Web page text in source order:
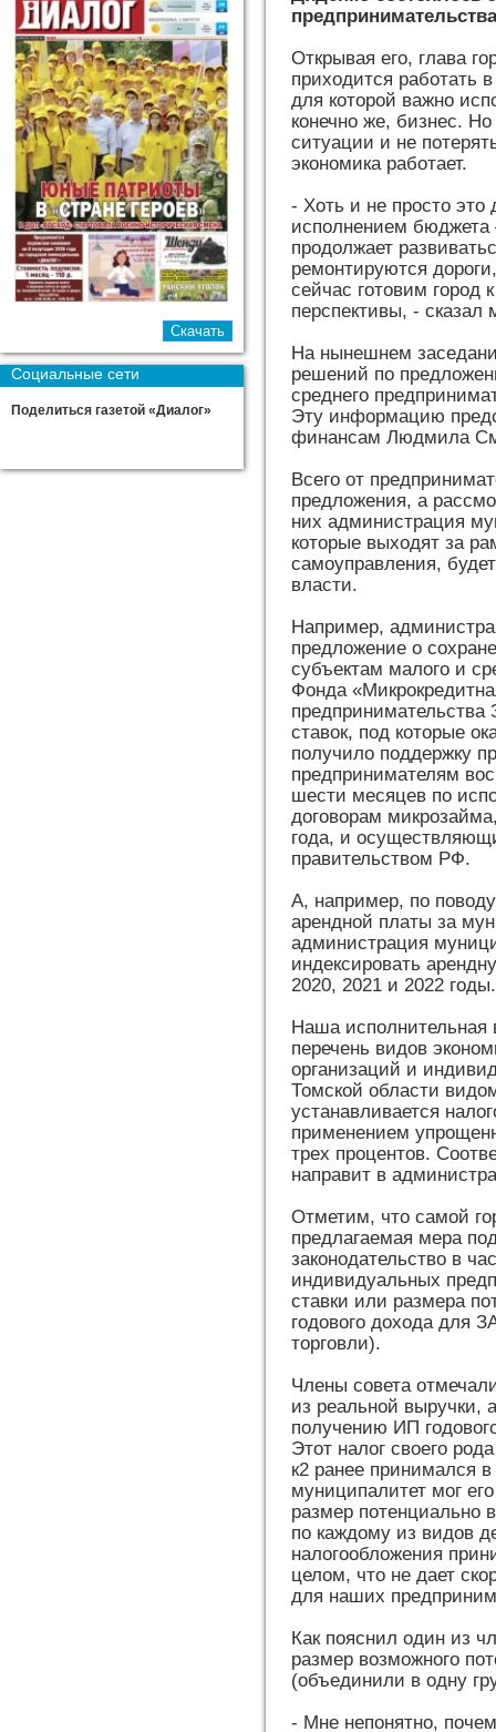
Социальные сети
Поделиться газетой «Диалог»
Открывая его, глава
приходится работать
для которой важно
конечно же, бизнес.
ситуации и не
экономика работает.
- Хоть и не просто это
исполнением бюджета
продолжает
ремонтируются
сейчас готовим
перспективы, - сказал
На нынешнем
решений по
среднего
Эту информацию
финансам Людмила
Всего от
предложения, а
них администрация
которые выходят за
самоуправления,
власти.
Например,
предложение о
субъектам малого и
Фонда
ставок, под которые
получило поддержку
предпринимателям
шести месяцев по
договорам
года, и
правительством РФ.
А, например, по
арендной платы за
администрация
индексировать
2020, 2021 и 2022
Наша исполнительная
перечень видов
организаций и
Томской области
устанавливается
применением
трех процентов.
направит в
Отметим, что самой
предлагаемая мера
законодательство в
индивидуальных
ставки или размера
годового дохода для
торговли).
Члены совета
из реальной выручки,
получению ИП
Этот налог своего
к2 ранее принимался
муниципалитет мог
размер потенциально
по каждому из видов
налогообложения
целом, что не дает
для наших
Как пояснил один из
размер возможного
(объединили в одну
- Мне непонятно,